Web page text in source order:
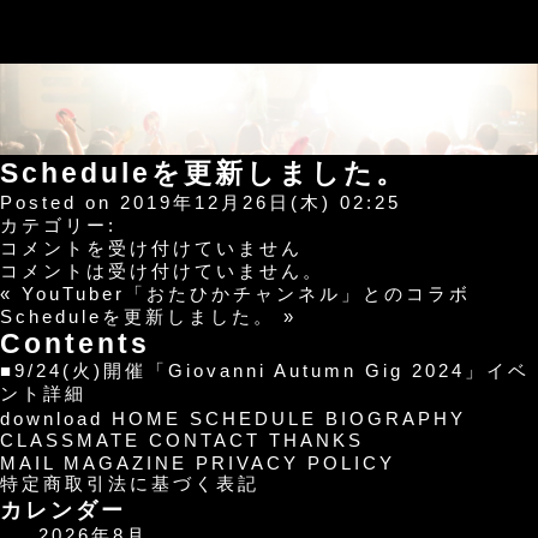
Scheduleを更新しました。
Posted on 2019年12月26日(木) 02:25
カテゴリー:
Schedule
を
更
新
し
ま
し
た。
は
コメントを受け付けていません
コメントは受け付けていません。
« YouTuber「おたひかチャンネル」とのコラボ
Scheduleを更新しました。
»
Contents
■9/24(火)開催「Giovanni Autumn Gig 2024」イベ
ント詳細
download
HOME SCHEDULE
BIOGRAPHY
CLASSMATE
CONTACT THANKS
MAIL MAGAZINE
PRIVACY POLICY
特定商取引法に基づく表記
カレンダー